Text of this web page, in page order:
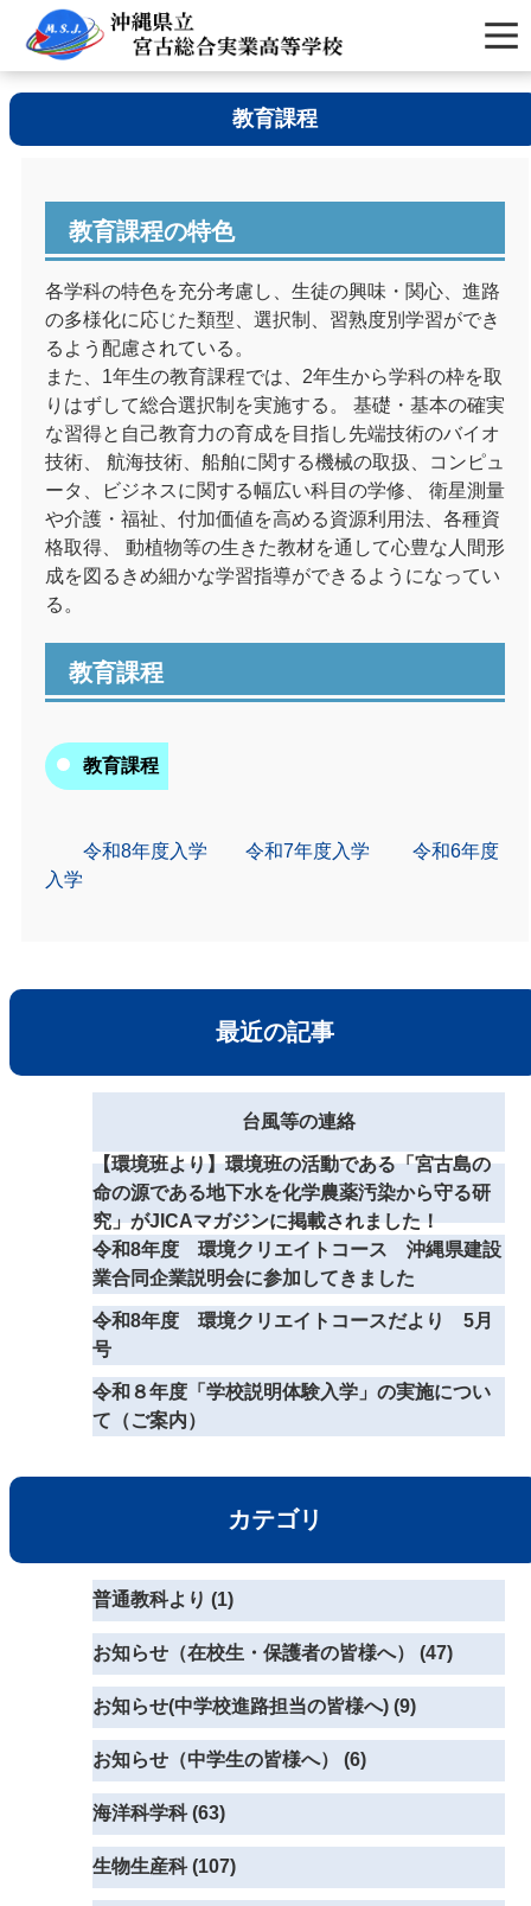
教育課程
教育課程の特色
各学科の特色を充分考慮し、生徒の興味・関心、進路
の多様化に応じた類型、選択制、習熟度別学習ができ
るよう配慮されている。
また、1年生の教育課程では、2年生から学科の枠を取
りはずして総合選択制を実施する。 基礎・基本の確実
な習得と自己教育力の育成を目指し先端技術のバイオ
技術、 航海技術、船舶に関する機械の取扱、コンピュ
ータ、ビジネスに関する幅広い科目の学修、 衛星測量
や介護・福祉、付加価値を高める資源利用法、各種資
格取得、 動植物等の生きた教材を通して心豊な人間形
成を図るきめ細かな学習指導ができるようになってい
る。
教育課程
教育課程
令和8年度入学 令和7年度入学
令和6年度
入学
最近の記事
台風等の連絡
【環境班より】環境班の活動である「宮古島の
命の源である地下水を化学農薬汚染から守る研
究」がJICAマガジンに掲載されました！
令和8年度 環境クリエイトコース 沖縄県建設
業合同企業説明会に参加してきました
令和8年度 環境クリエイトコースだより 5月
号
令和８年度「学校説明体験入学」の実施につい
て（ご案内）
カテゴリ
普通教科より (1)
お知らせ（在校生・保護者の皆様へ） (47)
お知らせ(中学校進路担当の皆様へ) (9)
お知らせ（中学生の皆様へ） (6)
海洋科学科 (63)
生物生産科 (107)